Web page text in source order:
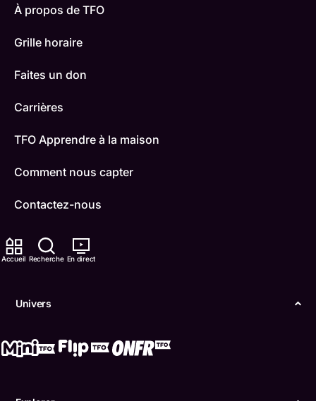
Accueil Recherche En direct
Univers
À propos de TFO
Grille horaire
Faites un don
Carrières
TFO Apprendre à la maison
Comment nous capter
Contactez-nous
ONFR
Boukili